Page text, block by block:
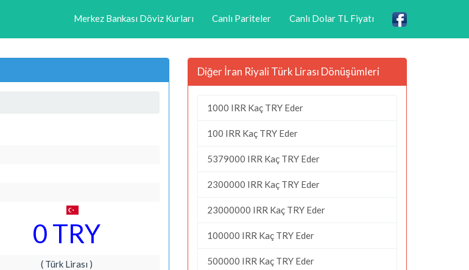
Merkez Bankası Döviz Kurları Canlı Pariteler Canlı Dolar TL Fiyatı
0 TRY
( Türk Lirası )
Diğer İran Riyali Türk Lirası Dönüşümleri
1000 IRR Kaç TRY Eder
100 IRR Kaç TRY Eder
5379000 IRR Kaç TRY Eder
2300000 IRR Kaç TRY Eder
23000000 IRR Kaç TRY Eder
100000 IRR Kaç TRY Eder
500000 IRR Kaç TRY Eder